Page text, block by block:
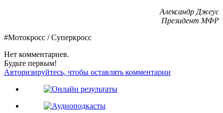
Александр Джеус
Президент МФР
#Мотокросс / Суперкросс
Нет комментариев.
Будьте первым!
Авторизируйтесь, чтобы оставлять комментарии